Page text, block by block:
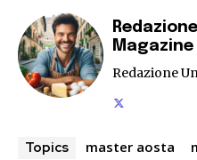
Magazine
Redazione
Topics master aosta